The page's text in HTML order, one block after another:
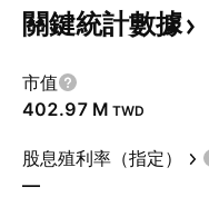
關鍵統計數據
市值
‪402.97 M‬ TWD
股息殖利率（指定）
—